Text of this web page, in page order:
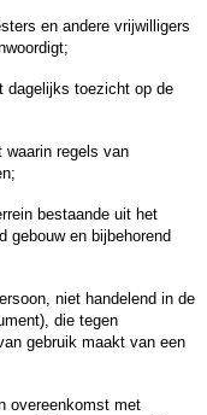
en andere vrijwilligers
gt;
dagelijks toezicht op de
waarin regels van
bestaande uit het
gebouw en bijbehorend
niet handelend in de
die tegen
gebruik maakt van een
overeenkomst met